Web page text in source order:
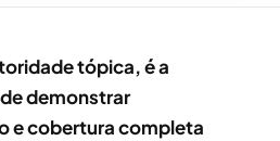
tópica, é a
demonstrar
e cobertura completa